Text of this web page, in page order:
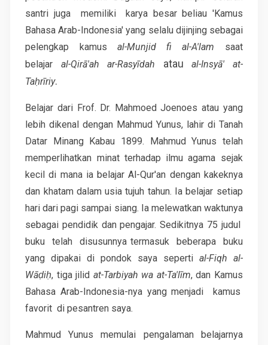
santri juga memiliki karya besar beliau 'Kamus
Bahasa Arab-Indonesia' yang selalu dijinjing sebagai
pelengkap kamus al-Munjid fi al-A'lam saat
belajar al-Qirā'ah ar-Rasyīdah ataual-Insyā' at-
Taḥrīriy.
Belajar dari Frof. Dr. Mahmoed Joenoes atau yang
lebih dikenal dengan Mahmud Yunus, lahir di Tanah
Datar Minang Kabau 1899. Mahmud Yunus telah
memperlihatkan minat terhadap ilmu agama sejak
kecil di mana ia belajar Al-Qur'an dengan kakeknya
dan khatam dalam usia tujuh tahun. Ia belajar setiap
hari dari pagi sampai siang. Ia melewatkan waktunya
sebagai pendidik dan pengajar. Sedikitnya 75 judul
buku telah disusunnya termasuk beberapa buku
yang dipakai di pondok saya seperti al-Fiqh al-
Wāḍiḥ, tiga jilid at-Tarbiyah wa at-Ta'līm, dan Kamus
Bahasa Arab-Indonesia-nya yang menjadi kamus
favorit di pesantren saya.
Mahmud Yunus memulai pengalaman belajarnya